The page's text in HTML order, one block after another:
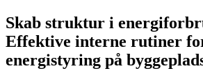
Skab struktur i
Effektive interne rutiner
energistyring på